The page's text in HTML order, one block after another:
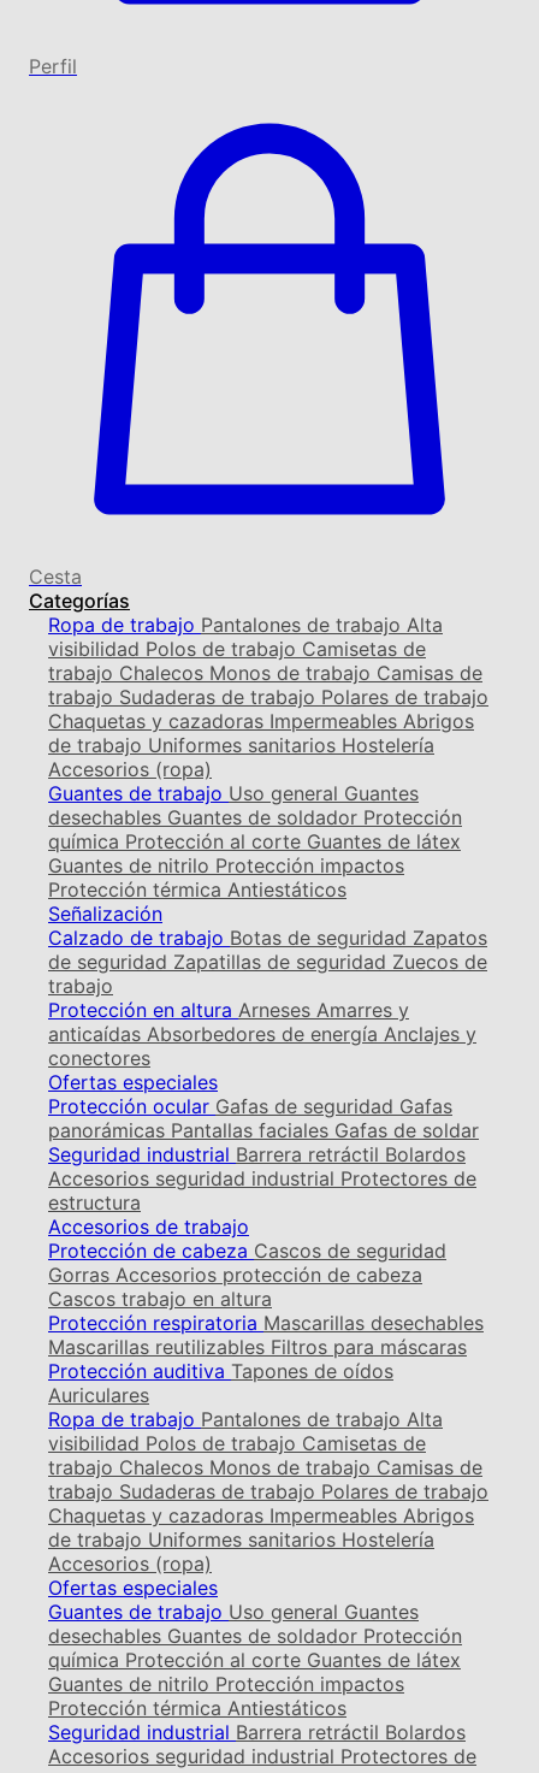
Perfil
Cesta
Categorías
Ropa de trabajo Pantalones de trabajo Alta
visibilidad Polos de trabajo Camisetas de
trabajo Chalecos Monos de trabajo Camisas de
trabajo Sudaderas de trabajo Polares de trabajo
Chaquetas y cazadoras Impermeables Abrigos
de trabajo Uniformes sanitarios Hostelería
Accesorios (ropa)
Guantes de trabajo Uso general Guantes
desechables Guantes de soldador Protección
química Protección al corte Guantes de látex
Guantes de nitrilo Protección impactos
Protección térmica Antiestáticos
Señalización
Calzado de trabajo Botas de seguridad Zapatos
de seguridad Zapatillas de seguridad Zuecos de
trabajo
Protección en altura Arneses Amarres y
anticaídas Absorbedores de energía Anclajes y
conectores
Ofertas especiales
Protección ocular Gafas de seguridad Gafas
panorámicas Pantallas faciales Gafas de soldar
Seguridad industrial Barrera retráctil Bolardos
Accesorios seguridad industrial Protectores de
estructura
Accesorios de trabajo
Protección de cabeza Cascos de seguridad
Gorras Accesorios protección de cabeza
Cascos trabajo en altura
Protección respiratoria Mascarillas desechables
Mascarillas reutilizables Filtros para máscaras
Protección auditiva Tapones de oídos
Auriculares
Ropa de trabajo Pantalones de trabajo Alta
visibilidad Polos de trabajo Camisetas de
trabajo Chalecos Monos de trabajo Camisas de
trabajo Sudaderas de trabajo Polares de trabajo
Chaquetas y cazadoras Impermeables Abrigos
de trabajo Uniformes sanitarios Hostelería
Accesorios (ropa)
Ofertas especiales
Guantes de trabajo Uso general Guantes
desechables Guantes de soldador Protección
química Protección al corte Guantes de látex
Guantes de nitrilo Protección impactos
Protección térmica Antiestáticos
Seguridad industrial Barrera retráctil Bolardos
Accesorios seguridad industrial Protectores de